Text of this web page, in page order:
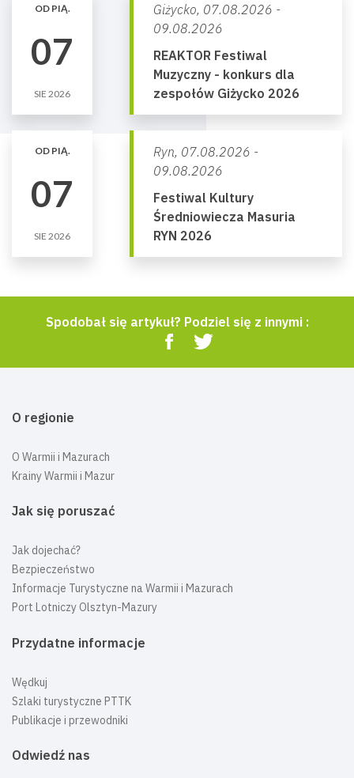
OD PIĄ.
07
SIE 2026
Giżycko, 07.08.2026 -
09.08.2026
REAKTOR Festiwal
Muzyczny - konkurs dla
zespołów Giżycko 2026
OD PIĄ.
07
SIE 2026
Ryn, 07.08.2026 -
09.08.2026
Festiwal Kultury
Średniowiecza Masuria
RYN 2026
Spodobał się artykuł? Podziel się z innymi :
O regionie
O Warmii i Mazurach
Krainy Warmii i Mazur
Jak się poruszać
Jak dojechać?
Bezpieczeństwo
Informacje Turystyczne na Warmii i Mazurach
Port Lotniczy Olsztyn-Mazury
Przydatne informacje
Wędkuj
Szlaki turystyczne PTTK
Publikacje i przewodniki
Odwiedź nas